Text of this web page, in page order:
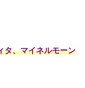
タ、マイネルモーン